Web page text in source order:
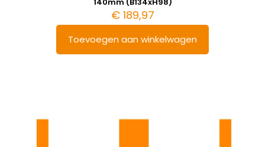
€189,97
Toevoegen aan winkelwagen